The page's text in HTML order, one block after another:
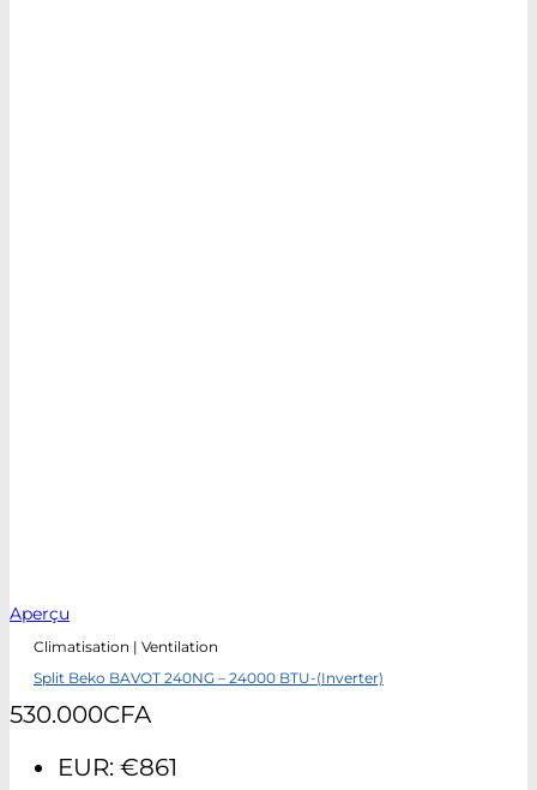
Aperçu
Climatisation | Ventilation
Split Beko BAVOT 240NG – 24000 BTU-(Inverter)
530.000CFA
EUR: €861